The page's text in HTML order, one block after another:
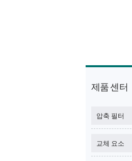
제품 센터
압축 필터
교체 요소